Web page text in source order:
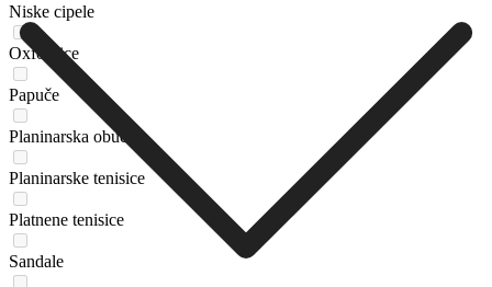
Niske cipele
Oxfordice
Papuče
Planinarska obuća
Planinarske tenisice
Platnene tenisice
Sandale